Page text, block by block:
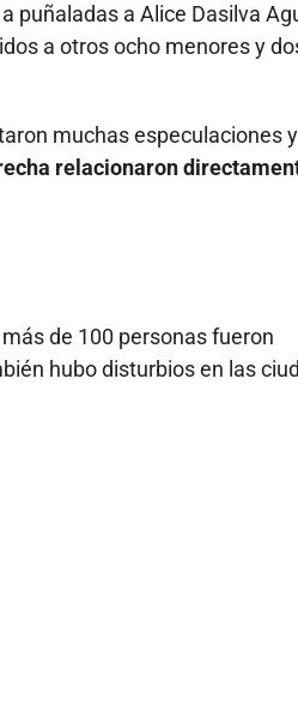
puñaladas a Alice Dasilva
a otros ocho menores y
muchas especulaciones y
relacionaron
de 100 personas fueron
hubo disturbios en las